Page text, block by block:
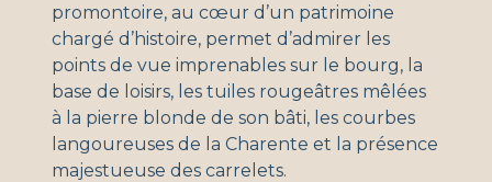
promontoire, au cœur d’un patrimoine
chargé d’histoire, permet d’admirer les
points de vue imprenables sur le bourg, la
base de loisirs, les tuiles rougeâtres mêlées
à la pierre blonde de son bâti, les courbes
langoureuses de la Charente et la présence
majestueuse des carrelets.